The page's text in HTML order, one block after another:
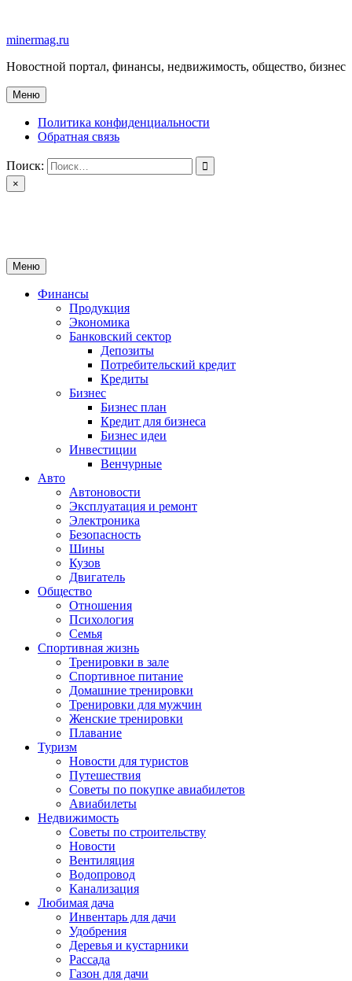
содержимому
minermag.ru
Новостной портал, финансы, недвижимость, общество, бизнес
Меню
Политика конфиденциальности
Обратная связь
Поиск:
×
Меню
Финансы
Продукция
Экономика
Банковский сектор
Депозиты
Потребительский кредит
Кредиты
Бизнес
Бизнес план
Кредит для бизнеса
Бизнес идеи
Инвестиции
Венчурные
Авто
Автоновости
Эксплуатация и ремонт
Электроника
Безопасность
Шины
Кузов
Двигатель
Общество
Отношения
Психология
Семья
Спортивная жизнь
Тренировки в зале
Спортивное питание
Домашние тренировки
Тренировки для мужчин
Женские тренировки
Плавание
Туризм
Новости для туристов
Путешествия
Советы по покупке авиабилетов
Авиабилеты
Недвижимость
Советы по строительству
Новости
Вентиляция
Водопровод
Канализация
Любимая дача
Инвентарь для дачи
Удобрения
Деревья и кустарники
Рассада
Газон для дачи